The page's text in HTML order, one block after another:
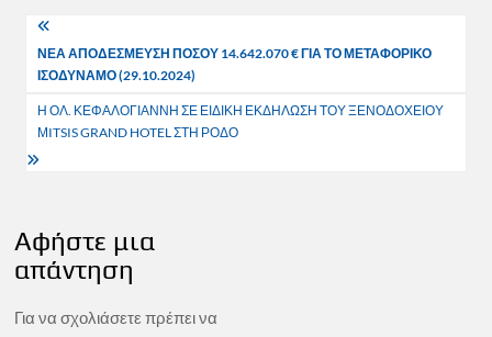
Πλοήγηση
άρθρων
ΝΕΑ ΑΠΟΔΕΣΜΕΥΣΗ ΠΟΣΟΥ 14.642.070 € ΓΙΑ ΤΟ ΜΕΤΑΦΟΡΙΚΟ
ΙΣΟΔΥΝΑΜΟ (29.10.2024)
Η ΟΛ. ΚΕΦΑΛΟΓΙΑΝΝΗ ΣΕ ΕΙΔΙΚΗ ΕΚΔΗΛΩΣΗ ΤΟΥ ΞΕΝΟΔΟΧΕΙΟΥ
ΜITSIS GRAND HOTEL ΣΤΗ ΡΟΔΟ
Αφήστε μια
απάντηση
Για να σχολιάσετε πρέπει να